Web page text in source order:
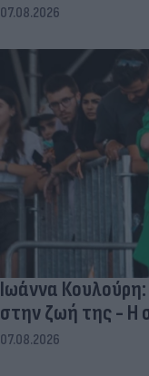
07.08.2026
Ιωάννα
στην ζωή της - Η
07.08.2026